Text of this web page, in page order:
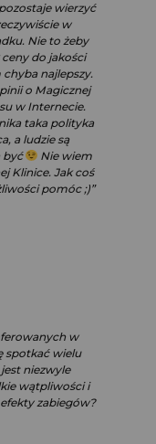
wierzyć
w
Nie to żeby
do jakości
najlepszy.
o Magicznej
w Internecie.
taka polityka
a ludzie są
być
Nie wiem
Klinice. Jak coś
pomóc ;)”
w
spotkać wielu
niezwyle
wątpliwości i
zabiegów?